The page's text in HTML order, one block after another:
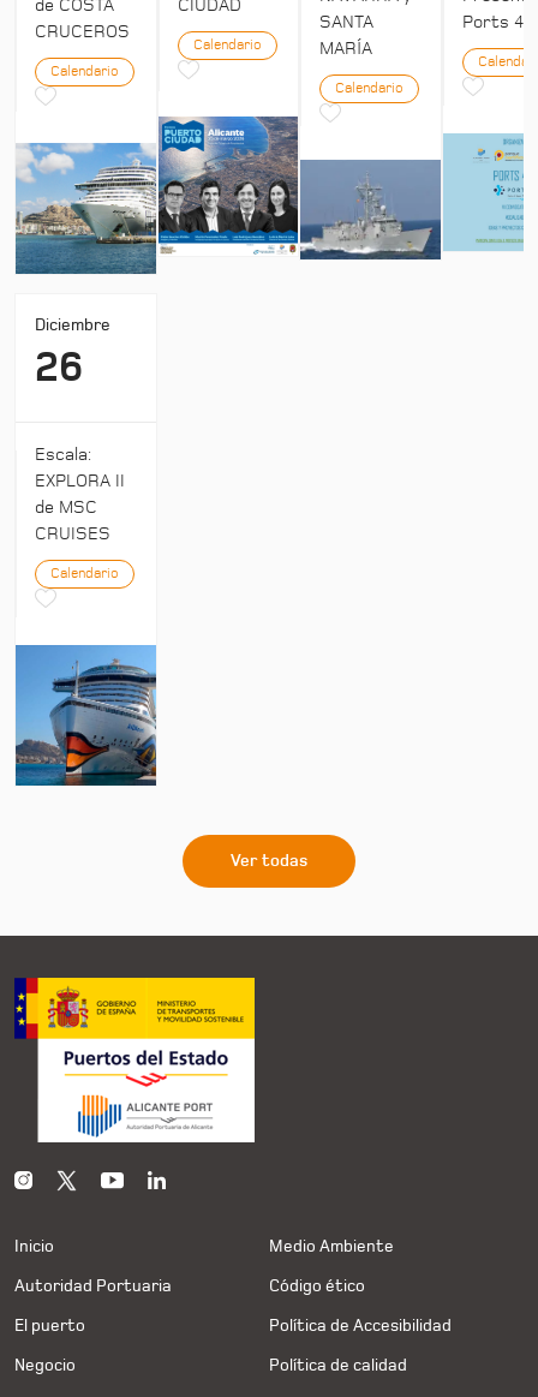
de COSTA
CRUCEROS
Calendario
Diciembre
26
Escala:
EXPLORA II
de MSC
CRUISES
Calendario
CIUDAD
Calendario
SANTA
MARÍA
Calendario
Ports 4:0
Ver todas
Inicio
Autoridad Portuaria
El puerto
Negocio
Medio Ambiente
Código ético
Política de Accesibilidad
Política de calidad